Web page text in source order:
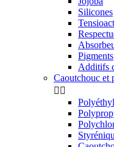
Silicones
Pigments
Additifs
Caoutchouc et
 